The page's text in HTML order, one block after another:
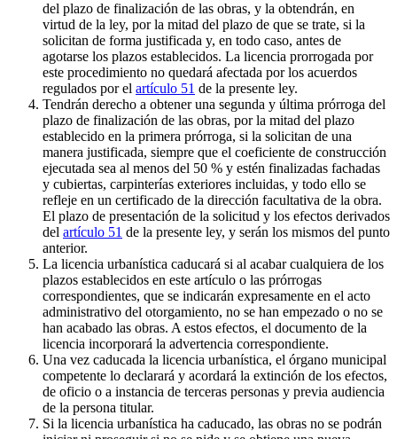
del plazo de finalización de las obras, y la obtendrán, en
virtud de la ley, por la mitad del plazo de que se trate, si la
solicitan de forma justificada y, en todo caso, antes de
agotarse los plazos establecidos. La licencia prorrogada por
este procedimiento no quedará afectada por los acuerdos
regulados por el artículo 51 de la presente ley.
Tendrán derecho a obtener una segunda y última prórroga del
plazo de finalización de las obras, por la mitad del plazo
establecido en la primera prórroga, si la solicitan de una
manera justificada, siempre que el coeficiente de construcción
ejecutada sea al menos del 50 % y estén finalizadas fachadas
y cubiertas, carpinterías exteriores incluidas, y todo ello se
refleje en un certificado de la dirección facultativa de la obra.
El plazo de presentación de la solicitud y los efectos derivados
del artículo 51 de la presente ley, y serán los mismos del punto
anterior.
La licencia urbanística caducará si al acabar cualquiera de los
plazos establecidos en este artículo o las prórrogas
correspondientes, que se indicarán expresamente en el acto
administrativo del otorgamiento, no se han empezado o no se
han acabado las obras. A estos efectos, el documento de la
licencia incorporará la advertencia correspondiente.
Una vez caducada la licencia urbanística, el órgano municipal
competente lo declarará y acordará la extinción de los efectos,
de oficio o a instancia de terceras personas y previa audiencia
de la persona titular.
Si la licencia urbanística ha caducado, las obras no se podrán